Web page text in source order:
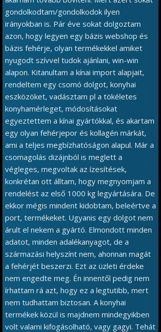
gondolkodtam/gondolkodok ilyen
irányokban is. Pár éve sokat dolgoztam
azon, hogy legyen egy bázis webshop és
bázis fehérje, olyan termékekkel amiket
nyugodt szívvel tudok ajánlani, win-win
alapon. Kitanultam a kínai import alapjait,
rendeltem egy csomó dolgot, konyhai
eszközöket, vadásztam pl a tökéletes
konyhamérleget, módosításokat
egyeztettem a kínai gyártókkal, és akartam
egy olyan fehérjepor és kollagén márkát,
ami a teljes megbízhatóságon alapul. Már a
csomagolás dizájnból is meglett a
végleges, megvoltak az ízesítések,
konkrétan ott álltam, hogy megnyomjam a
rendelést az első 1000 kg legyártására. De
ekkor mégis mindent kidobtam, beleértve a
port, termékeket. Ugyanis egy dolgot nem
árult el nekem a gyártó. Elmondott minden
adatot, minden adalékanyagot, de a
származási helyszínt nem, ahonnan magát
a fehérjét beszerzi. Ezt az üzleti érdeke
nem engedte meg. Én innentől pedig nem
írhattam rá azt, hogy ez a legtutibb, mert
nem tudhattam biztosan. A konyhai
termékek közül is majdnem mindegyikben
volt valami kifogásolható, vagy gagyi. Tehát